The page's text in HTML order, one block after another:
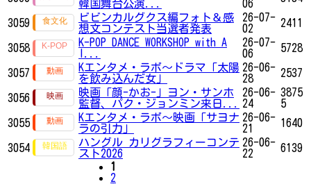
韓国舞台公演...
06
3059
ビビンカルグクス編フォト＆感
想文コンテスト当選者発表
26-07-
02
2411
3058
K-POP DANCE WORKSHOP with A
I...
26-07-
06
5728
3057
Kエンタメ・ラボ～ドラマ「太陽
を飲み込んだ女」
26-06-
28
2537
3056
映画「顔-かお-」ヨン・サンホ
監督、パク・ジョンミン来日...
26-06-
24
3875
5
3055
Kエンタメ・ラボ～映画「サヨナ
ラの引力」
26-06-
21
1640
3054
ハングル カリグラフィーコンテ
スト2026
26-06-
22
6139
1
2